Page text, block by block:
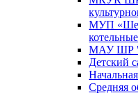
МУП
МАУ ШР
Детский
Средняя